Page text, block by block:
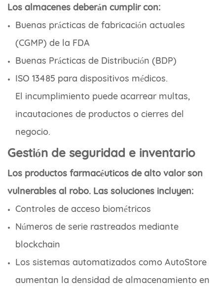
Los almacenes deberán cumplir con:
Buenas prácticas de fabricación actuales
(CGMP) de la FDA
Buenas Prácticas de Distribución (BDP)
ISO 13485 para dispositivos médicos.
El incumplimiento puede acarrear multas,
incautaciones de productos o cierres del
negocio.
Gestión de seguridad e inventario
Los productos farmacéuticos de alto valor son
vulnerables al robo. Las soluciones incluyen:
Controles de acceso biométricos
Números de serie rastreados mediante
blockchain
Los sistemas automatizados como AutoStore
aumentan la densidad de almacenamiento en